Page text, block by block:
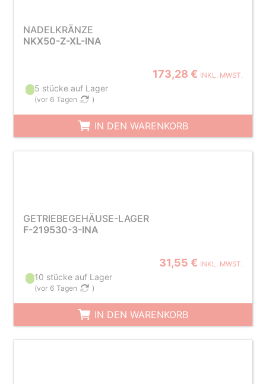
NADELKRÄNZE
NKX50-Z-XL-INA
173,28 € INKL. MWST.
5 stücke auf Lager
(vor 6 Tagen )
IN DEN WARENKORB
GETRIEBEGEHÄUSE-LAGER
F-219530-3-INA
31,55 € INKL. MWST.
10 stücke auf Lager
(vor 6 Tagen )
IN DEN WARENKORB